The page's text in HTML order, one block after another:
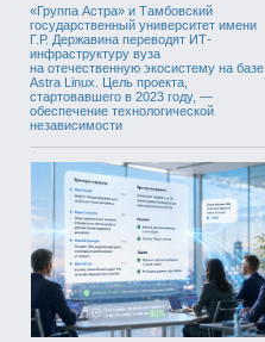
«Группа Астра» и Тамбовский
государственный университет имени
Г.Р. Державина переводят ИТ-
инфраструктуру вуза
на отечественную экосистему на базе
Astra Linux. Цель проекта,
стартовавшего в 2023 году, —
обеспечение технологической
независимости